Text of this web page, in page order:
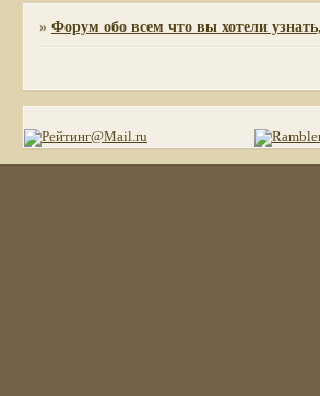
»Форум обо всем что вы хотели